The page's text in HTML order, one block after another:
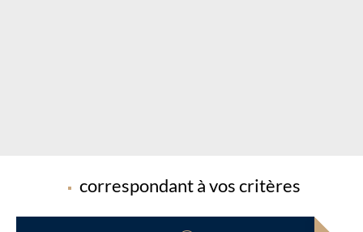
Chargement...
correspondant à vos critères